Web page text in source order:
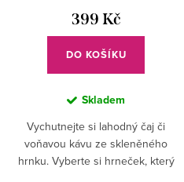
399 Kč
DO KOŠÍKU
Skladem
Vychutnejte si lahodný čaj či
voňavou kávu ze skleněného
hrnku. Vyberte si hrneček, který